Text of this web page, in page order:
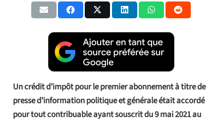
Un crédit d’impôt pour le premier abonnement à titre de
presse d’information politique et générale était accordé
pour tout contribuable ayant souscrit du 9 mai 2021 au